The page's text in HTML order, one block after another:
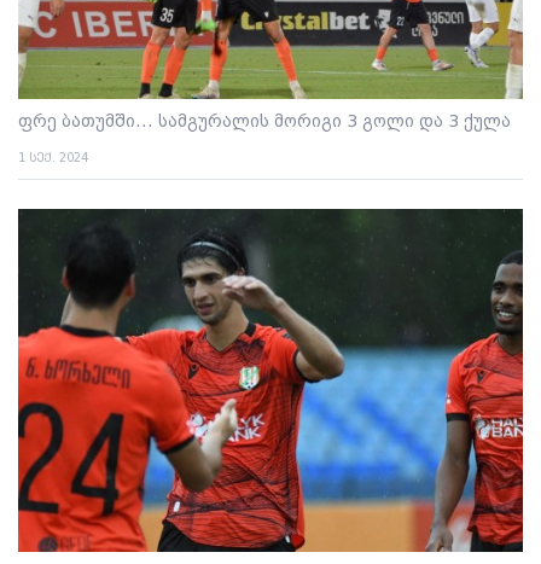
ფრე ბათუმში... სამგურალის მორიგი 3 გოლი და 3 ქულა
1 სექ. 2024